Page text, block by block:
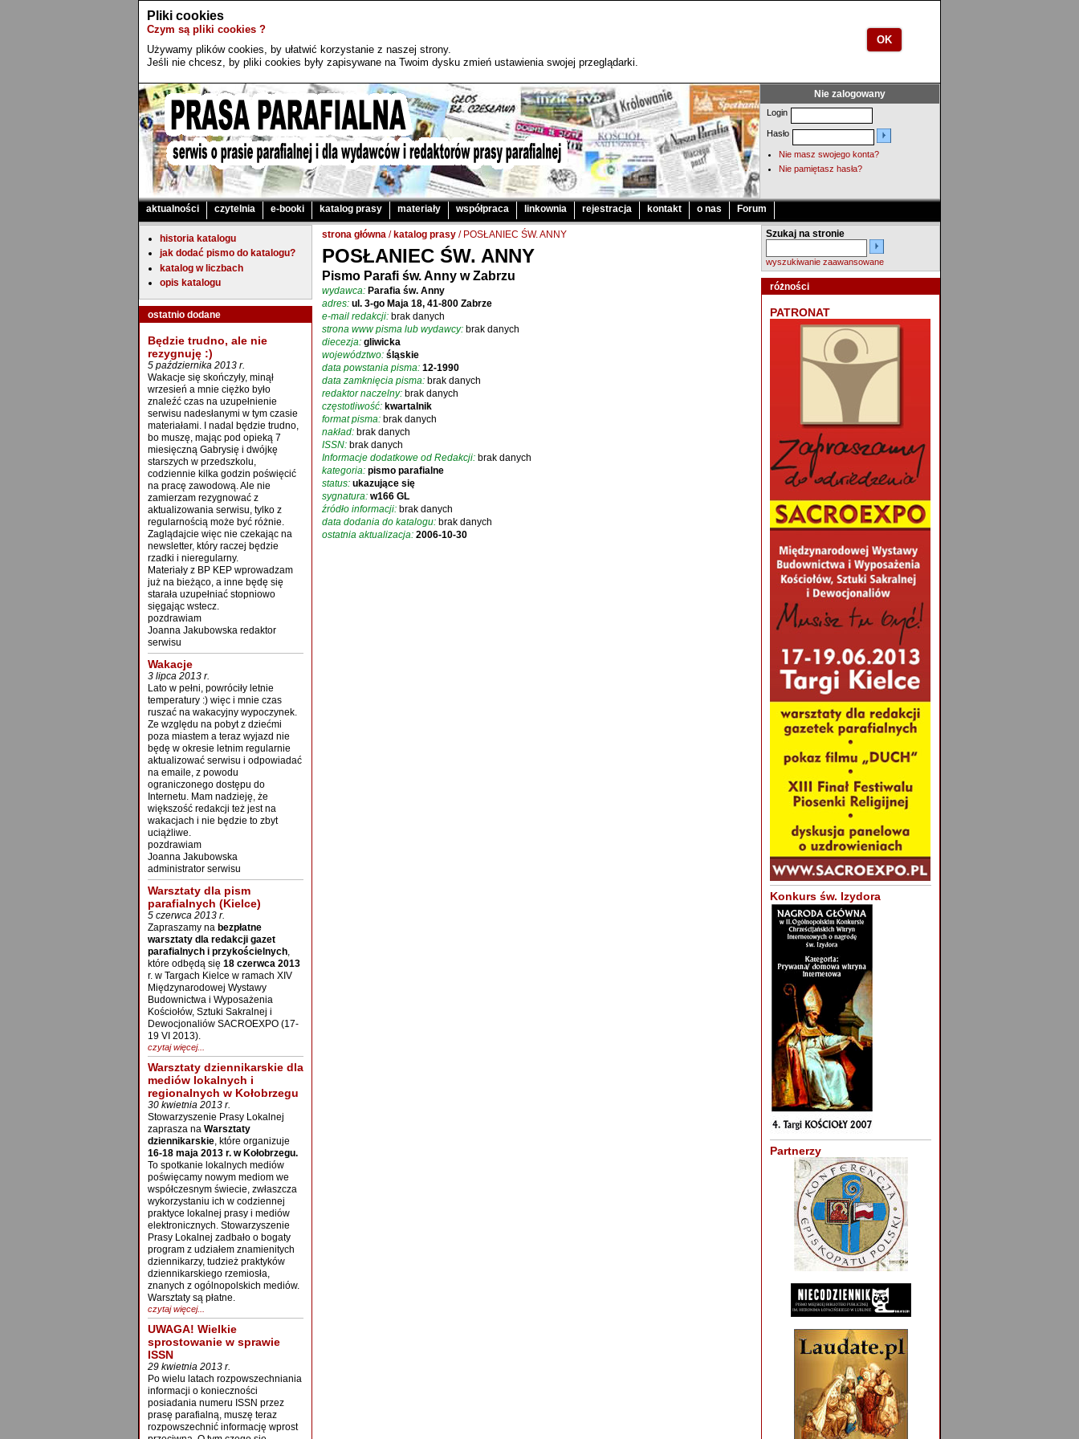
Pliki cookies
Czym są pliki cookies ?
Używamy plików cookies, by ułatwić korzystanie z naszej strony.
Jeśli nie chcesz, by pliki cookies były zapisywane na Twoim dysku zmień ustawienia swojej przeglądarki.
OK
Nie zalogowany
Login
Hasło
Nie masz swojego konta?
Nie pamiętasz hasła?
aktualności czytelnia e-booki katalog prasy materiały współpraca linkownia rejestracja kontakt o nas Forum
historia katalogu
jak dodać pismo do katalogu?
katalog w liczbach
opis katalogu
ostatnio dodane
Będzie trudno, ale nie
rezygnuję :)
5 października 2013 r.
Wakacje się skończyły, minął
wrzesień a mnie ciężko było
znaleźć czas na uzupełnienie
serwisu nadesłanymi w tym czasie
materiałami. I nadal będzie trudno,
bo muszę, mając pod opieką 7
miesięczną Gabrysię i dwójkę
starszych w przedszkolu,
codziennie kilka godzin poświęcić
na pracę zawodową. Ale nie
zamierzam rezygnować z
aktualizowania serwisu, tylko z
regularnością może być różnie.
Zaglądajcie więc nie czekając na
newsletter, który raczej będzie
rzadki i nieregularny.
Materiały z BP KEP wprowadzam
już na bieżąco, a inne będę się
starała uzupełniać stopniowo
sięgając wstecz.
pozdrawiam
Joanna Jakubowska redaktor
serwisu
Wakacje
3 lipca 2013 r.
Lato w pełni, powróciły letnie
temperatury :) więc i mnie czas
ruszać na wakacyjny wypoczynek.
Ze względu na pobyt z dziećmi
poza miastem a teraz wyjazd nie
będę w okresie letnim regularnie
aktualizować serwisu i odpowiadać
na emaile, z powodu
ograniczonego dostępu do
Internetu. Mam nadzieję, że
większość redakcji też jest na
wakacjach i nie będzie to zbyt
uciążliwe.
pozdrawiam
Joanna Jakubowska
administrator serwisu
Warsztaty dla pism
parafialnych (Kielce)
5 czerwca 2013 r.
Zapraszamy na bezpłatne
warsztaty dla redakcji gazet
parafialnych i przykościelnych,
które odbędą się 18 czerwca 2013
r. w Targach Kielce w ramach XIV
Międzynarodowej Wystawy
Budownictwa i Wyposażenia
Kościołów, Sztuki Sakralnej i
Dewocjonaliów SACROEXPO (17-
19 VI 2013).
czytaj więcej...
Warsztaty dziennikarskie dla
mediów lokalnych i
regionalnych w Kołobrzegu
30 kwietnia 2013 r.
Stowarzyszenie Prasy Lokalnej
zaprasza na Warsztaty
dziennikarskie, które organizuje
16-18 maja 2013 r. w Kołobrzegu.
To spotkanie lokalnych mediów
poświęcamy nowym mediom we
współczesnym świecie, zwłaszcza
wykorzystaniu ich w codziennej
praktyce lokalnej prasy i mediów
elektronicznych. Stowarzyszenie
Prasy Lokalnej zadbało o bogaty
program z udziałem znamienitych
dziennikarzy, tudzież praktyków
dziennikarskiego rzemiosła,
znanych z ogólnopolskich mediów.
Warsztaty są płatne.
czytaj więcej...
UWAGA! Wielkie
sprostowanie w sprawie
ISSN
29 kwietnia 2013 r.
Po wielu latach rozpowszechniania
informacji o konieczności
posiadania numeru ISSN przez
prasę parafialną, muszę teraz
rozpowszechnić informację wprost
Szukaj na stronie
wyszukiwanie zaawansowane
różności
PATRONAT
Konkurs św. Izydora
Partnerzy
strona główna /katalog prasy / POSŁANIEC ŚW. ANNY
POSŁANIEC ŚW. ANNY
Pismo Parafi św. Anny w Zabrzu
wydawca: Parafia św. Anny
adres: ul. 3-go Maja 18, 41-800 Zabrze
e-mail redakcji: brak danych
strona www pisma lub wydawcy: brak danych
diecezja: gliwicka
województwo: śląskie
data powstania pisma: 12-1990
data zamknięcia pisma: brak danych
redaktor naczelny: brak danych
częstotliwość: kwartalnik
format pisma: brak danych
nakład: brak danych
ISSN: brak danych
Informacje dodatkowe od Redakcji: brak danych
kategoria: pismo parafialne
status: ukazujące się
sygnatura: w166 GL
źródło informacji: brak danych
data dodania do katalogu: brak danych
ostatnia aktualizacja: 2006-10-30